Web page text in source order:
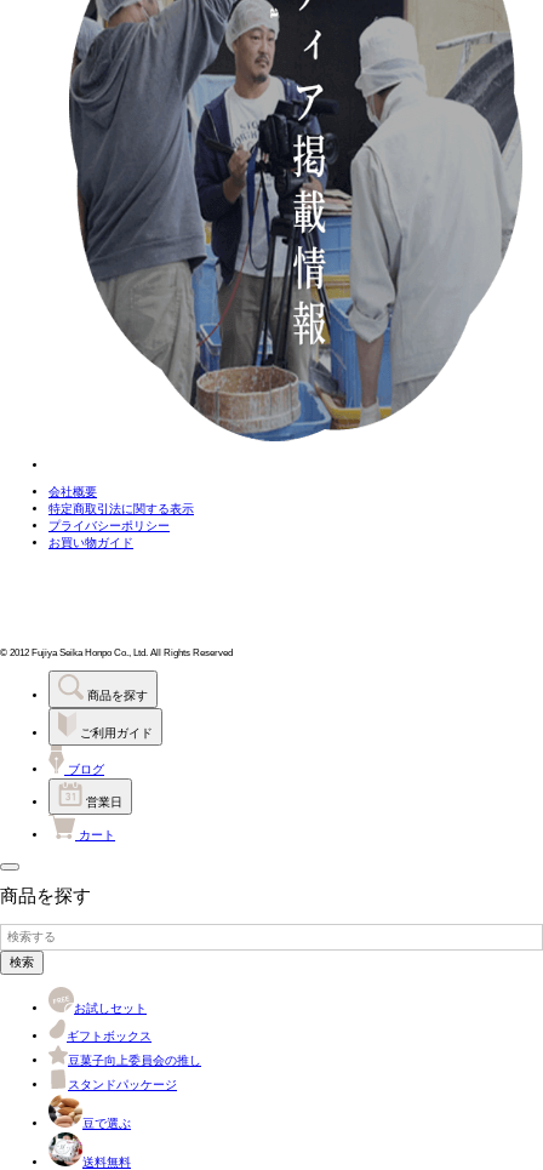
会社概要
特定商取引法に関する表示
プライバシーポリシー
お買い物ガイド
© 2012 Fujiya Seika Honpo Co., Ltd. All Rights Reserved
商品を探す
ご利用ガイド
ブログ
営業日
カート
商品を探す
検索
お試しセット
ギフトボックス
豆菓子向上委員会の推し
スタンドパッケージ
豆で選ぶ
送料無料